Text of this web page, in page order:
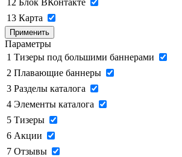
12 Блок ВКонтакте
13 Карта
Применить
Параметры
1 Тизеры под большими баннерами
2 Плавающие баннеры
3 Разделы каталога
4 Элементы каталога
5 Тизеры
6 Акции
7 Отзывы